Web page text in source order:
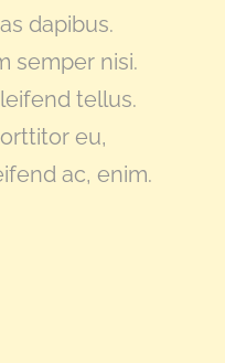
dapibus.
semper nisi.
tellus.
eu,
ac, enim.